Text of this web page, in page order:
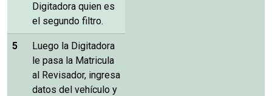
Digitadora quien es
el segundo filtro.
5
Luego la Digitadora
le pasa la Matricula
al Revisador, ingresa
datos del vehículo y